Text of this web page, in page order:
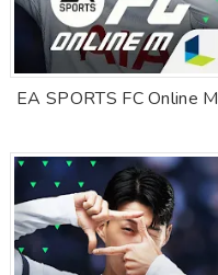
EA SPORTS FC Online M